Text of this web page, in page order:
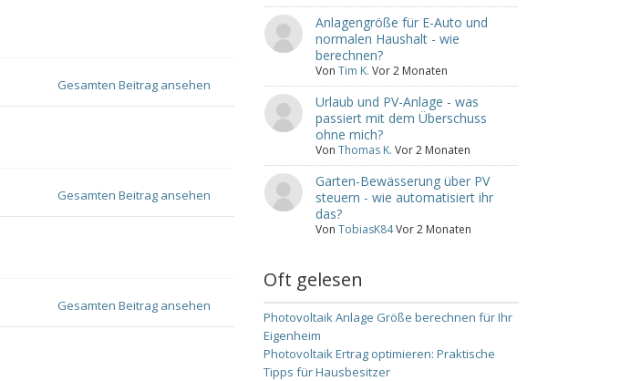
Gesamten Beitrag ansehen
Gesamten Beitrag ansehen
Gesamten Beitrag ansehen
Anlagengröße für E-Auto und
normalen Haushalt - wie
berechnen?
Von Tim K. Vor 2 Monaten
Urlaub und PV-Anlage - was
passiert mit dem Überschuss
ohne mich?
Von Thomas K. Vor 2 Monaten
Garten-Bewässerung über PV
steuern - wie automatisiert ihr
das?
Von TobiasK84 Vor 2 Monaten
Oft gelesen
Photovoltaik Anlage Größe berechnen für Ihr
Eigenheim
Photovoltaik Ertrag optimieren: Praktische
Tipps für Hausbesitzer